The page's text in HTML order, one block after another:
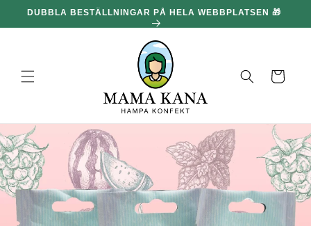
och gå
DUBBLA BESTÄLLNINGAR PÅ HELA WEBBPLATSEN 🎁
Korg